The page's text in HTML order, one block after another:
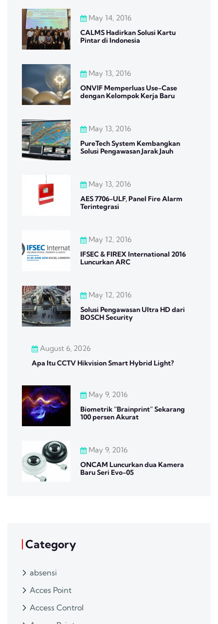
May 14, 2016
CALMS Hadirkan Solusi Kartu
Pintar di Indonesia
May 13, 2016
ONVIF Memperluas Use-Case
dengan Kelompok Kerja Baru
May 13, 2016
PureTech System Kembangkan
Solusi Pengawasan Jarak Jauh
May 13, 2016
AES 7706-ULF, Panel Fire Alarm
Terintegrasi
May 12, 2016
IFSEC & FIREX International 2016
Luncurkan ARC
May 12, 2016
Solusi Pengawasan Ultra HD dari
BOSCH Security
August 6, 2026
Apa Itu CCTV Hikvision Smart Hybrid Light?
May 9, 2016
Biometrik “Brainprint” Sekarang
100 persen Akurat
May 9, 2016
ONCAM Luncurkan dua Kamera
Baru Seri Evo-05
Category
absensi
Acces Point
Access Control